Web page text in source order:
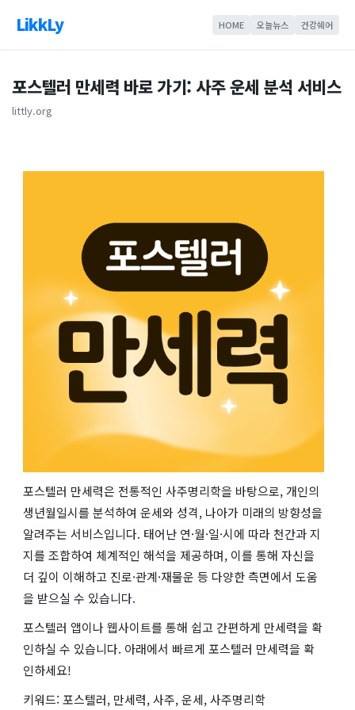
LikkLy HOME 오늘뉴스 건강쉐어
포스텔러 만세력 바로 가기: 사주 운세 분석 서비스
littly.org
포스텔러 만세력은 전통적인 사주명리학을 바탕으로, 개인의
생년월일시를 분석하여 운세와 성격, 나아가 미래의 방향성을
알려주는 서비스입니다. 태어난 연·월·일·시에 따라 천간과 지
지를 조합하여 체계적인 해석을 제공하며, 이를 통해 자신을
더 깊이 이해하고 진로·관계·재물운 등 다양한 측면에서 도움
을 받으실 수 있습니다.
포스텔러 앱이나 웹사이트를 통해 쉽고 간편하게 만세력을 확
인하실 수 있습니다. 아래에서 빠르게 포스텔러 만세력을 확
인하세요!
키워드: 포스텔러, 만세력, 사주, 운세, 사주명리학